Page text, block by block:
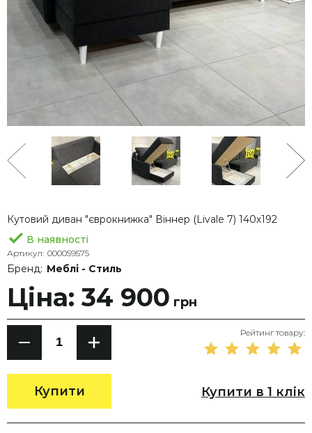
Кутовий диван "єврокнижка" Віннер (Livale 7) 140х192
В наявності
Артикул: 000059575
Бренд: Меблі - Стиль
Ціна: 34 900 грн
Купити
Рейтинг товару:
Купити в 1 клік